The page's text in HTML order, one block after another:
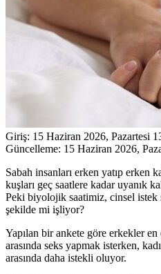
Giriş: 15 Haziran 2026, Pazartesi
Güncelleme: 15 Haziran 2026,
Sabah insanları erken yatıp erken
kuşları geç saatlere kadar uyanık
Peki biyolojik saatimiz, cinsel istek
şekilde mi işliyor?
Yapılan bir ankete göre erkekler
arasında seks yapmak isterken,
arasında daha istekli oluyor.